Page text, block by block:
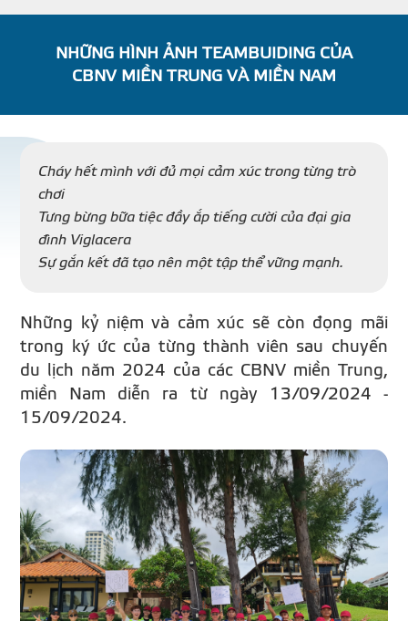
XUẤT KHẨU
DỰ
KÊNH PHÂN
THƯ
TIN SỰ KIỆN
TIN CHUYÊN MÔN
LIÊN HỆ - TƯ
NHỮNG HÌNH ẢNH TEAMBUIDING CỦA
CBNV MIỀN TRUNG VÀ MIỀN NAM
Cháy hết mình với đủ mọi cảm xúc trong từng trò
chơi
Tưng bừng bữa tiệc đầy ắp tiếng cười của đại gia
đình Viglacera
Sự gắn kết đã tạo nên một tập thể vững mạnh.
Những kỷ niệm và cảm xúc sẽ còn đọng mãi
trong ký ức của từng thành viên sau chuyến
du lịch năm 2024 của các CBNV miền Trung,
miền Nam diễn ra từ ngày 13/09/2024 -
15/09/2024.